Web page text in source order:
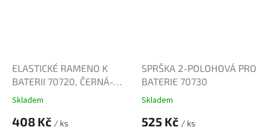
ELASTICKÉ RAMENO K
BATERII 70720, ČERNÁ-
CHROM
Skladem
408 Kč / ks
SPRŠKA 2-POLOHOVÁ PRO
BATERIE 70730
Skladem
525 Kč / ks